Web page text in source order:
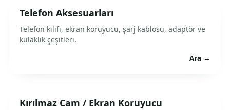
Telefon Aksesuarları
Telefon kılıfı, ekran koruyucu, şarj kablosu, adaptör ve
kulaklık çeşitleri.
Ara →
Kırılmaz Cam / Ekran Koruyucu